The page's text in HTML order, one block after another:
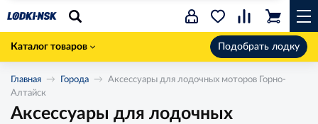
Каталог товаров Подобрать лодку
Главная Города
Аксессуары для лодочных моторов Горно-
Алтайск
Аксессуары для лодочных